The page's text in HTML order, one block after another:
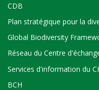
CDB
Plan stratégique pour la
Global Biodiversity
Réseau du Centre
Services d'information du
BCH